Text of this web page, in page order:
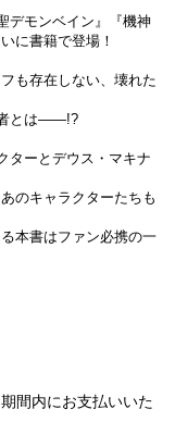
デモンベイン』『機神
に書籍で登場！
も存在しない、壊れた
者とは――!?
ターとデウス・マキナ
のキャラクターたちも
本書はファン必携の一
間内にお支払いいた